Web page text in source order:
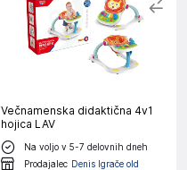
Večnamenska didaktična 4v1
hojica LAV
Na voljo v 5-7 delovnih dneh
Prodajalec Denis Igrače old